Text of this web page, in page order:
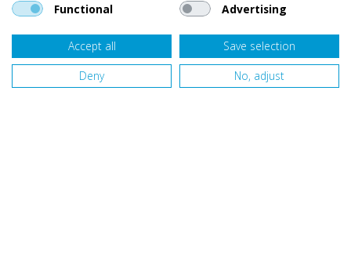
Onze klanten beoordelen Van Bellen Wind & Snowgemiddeld met een
op basis van453beoordelingen.
Functional
Advertising
Accept all
Save selection
Deny
No, adjust